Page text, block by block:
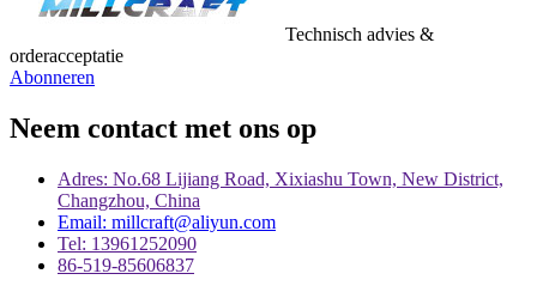
Technisch advies &
orderacceptatie
Abonneren
Neem contact met ons op
Adres: No.68 Lijiang Road, Xixiashu Town, New District,
Changzhou, China
Email: millcraft@aliyun.com
Tel: 13961252090
86-519-85606837